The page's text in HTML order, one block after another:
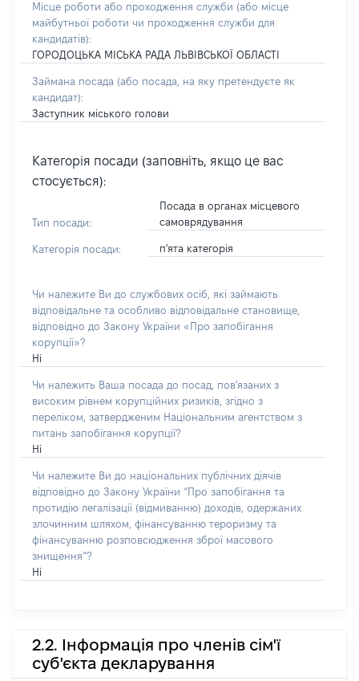
Місце роботи або проходження служби (або місце
майбутньої роботи чи проходження служби для
кандидатів):
ГОРОДОЦЬКА МІСЬКА РАДА ЛЬВІВСЬКОЇ ОБЛАСТІ
Займана посада (або посада, на яку претендуєте як
кандидат):
Заступник міського голови
Категорія посади (заповніть, якщо це вас
стосується):
Тип посади:
Посада в органах місцевого
самоврядування
Категорія посади: п'ята категорія
Чи належите Ви до службових осіб, які займають
відповідальне та особливо відповідальне становище,
відповідно до Закону України «Про запобігання
корупції»?
Ні
Чи належить Ваша посада до посад, пов'язаних з
високим рівнем корупційних ризиків, згідно з
переліком, затвердженим Національним агентством з
питань запобігання корупції?
Ні
Чи належите Ви до національних публічних діячів
відповідно до Закону України “Про запобігання та
протидію легалізації (відмиванню) доходів, одержаних
злочинним шляхом, фінансуванню тероризму та
фінансуванню розповсюдження зброї масового
знищення”?
Ні
2.2. Інформація про членів сім'ї
суб'єкта декларування